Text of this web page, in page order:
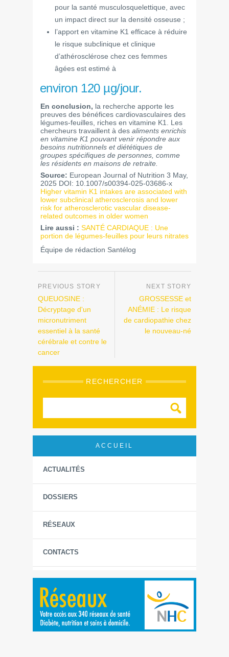
pour la santé musculosquelettique, avec
un impact direct sur la densité osseuse ;
l’apport en vitamine K1 efficace à réduire
le risque subclinique et clinique
d’athérosclérose chez ces femmes
âgées est estimé à
environ 120 µg/jour.
En conclusion, la recherche apporte les
preuves des bénéfices cardiovasculaires des
légumes-feuilles, riches en vitamine K1. Les
chercheurs travaillent à des aliments enrichis
en vitamine K1 pouvant venir répondre aux
besoins nutritionnels et diététiques de
groupes spécifiques de personnes, comme
les résidents en maisons de retraite.
Source: European Journal of Nutrition 3 May,
2025 DOI: 10.1007/s00394-025-03686-x
Higher vitamin K1 intakes are associated with
lower subclinical atherosclerosis and lower
risk for atherosclerotic vascular disease-
related outcomes in older women
Lire aussi : SANTÉ CARDIAQUE : Une
portion de légumes-feuilles pour leurs nitrates
Équipe de rédaction Santélog
QUEUOSINE :
Décryptage d'un
micronutriment
essentiel à la santé
cérébrale et contre le
cancer
GROSSESSE et
ANÉMIE : Le risque
de cardiopathie chez
le nouveau-né
RECHERCHER
ACCUEIL
ACTUALITÉS
DOSSIERS
RÉSEAUX
CONTACTS